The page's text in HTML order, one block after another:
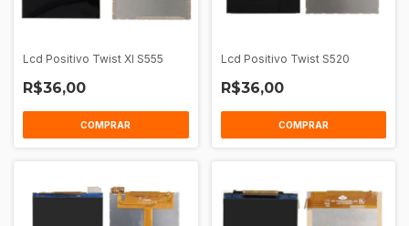
Lcd Positivo Twist Xl S555
R$36,00
Lcd Positivo Twist S520
R$36,00